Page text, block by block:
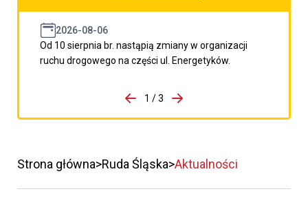
2026-08-06
Od 10 sierpnia br. nastąpią zmiany w organizacji
ruchu drogowego na części ul. Energetyków.
porzpedniego komunikatu
1 / 3
Przejdź do następnego
Strona główna Ruda Śląska Aktualności